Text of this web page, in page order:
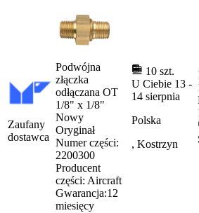
Zaufany
dostawca
Podwójna
złączka
odłączana OT
1/8" x 1/8"
Nowy
Oryginał
Numer części:
2200300
Producent
części: Aircraft
Gwarancja:12
miesięcy
10 szt.
U Ciebie 13 -
14 sierpnia
Polska
, Kostrzyn